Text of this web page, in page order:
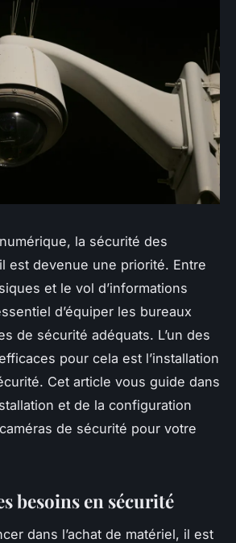
la sécurité des
est devenue une priorité. Entre
et le vol d’informations
d’équiper les bureaux
de sécurité adéquats. L’un des
pour cela est l’installation
Cet article vous guide dans
et de la configuration
de sécurité pour votre
besoins en sécurité
dans l’achat de matériel, il est